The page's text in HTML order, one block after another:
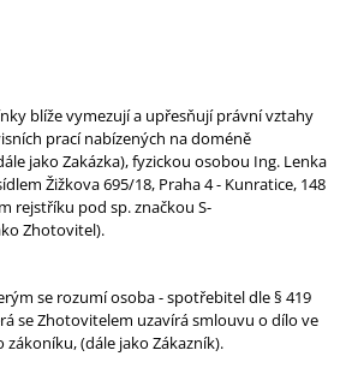
blíže vymezují a upřesňují právní vztahy
prací nabízených na doméně
jako Zakázka), fyzickou osobou Ing. Lenka
Žižkova 695/18, Praha 4 - Kunratice, 148
rejstříku pod sp. značkou S-
Zhotovitel).
se rozumí osoba - spotřebitel dle § 419
se Zhotovitelem uzavírá smlouvu o dílo ve
zákoníku, (dále jako Zákazník).